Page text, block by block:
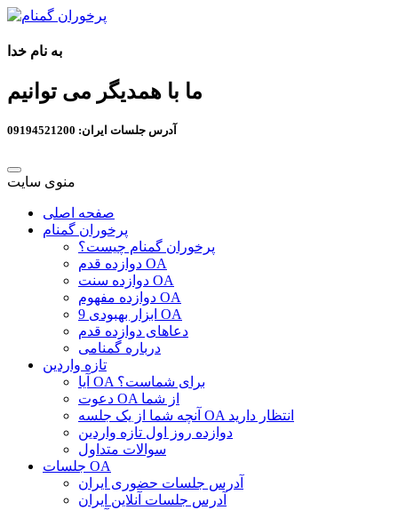
به نام خدا
ما با همدیگر می توانیم
آدرس جلسات ایران: 09194521200
منوی سایت
صفحه اصلی
پرخوران گمنام
پرخوران گمنام چیست؟
دوازده قدم OA
دوازده سنت OA
دوازده مفهوم OA
9 ابزار بهبودی OA
دعاهای دوازده قدم
درباره گمنامی
تازه واردین
آیا OA برای شماست؟
دعوت OA از شما
آنچه شما از یک جلسه OA انتظار دارید
دوازده روز اول تازه واردین
سوالات متداول
جلسات OA
آدرس جلسات حضوری ایران
آدرس جلسات آنلاین ایران